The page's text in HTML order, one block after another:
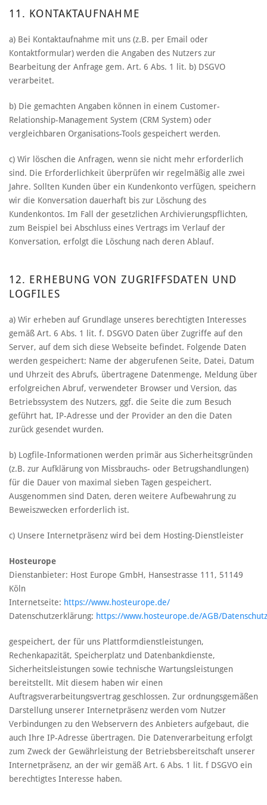
11. KONTAKTAUFNAHME
a) Bei Kontaktaufnahme mit uns (z.B. per Email oder
Kontaktformular) werden die Angaben des Nutzers zur
Bearbeitung der Anfrage gem. Art. 6 Abs. 1 lit. b) DSGVO
verarbeitet.
b) Die gemachten Angaben können in einem Customer-
Relationship-Management System (CRM System) oder
vergleichbaren Organisations-Tools gespeichert werden.
c) Wir löschen die Anfragen, wenn sie nicht mehr erforderlich
sind. Die Erforderlichkeit überprüfen wir regelmäßig alle zwei
Jahre. Sollten Kunden über ein Kundenkonto verfügen, speichern
wir die Konversation dauerhaft bis zur Löschung des
Kundenkontos. Im Fall der gesetzlichen Archivierungspflichten,
zum Beispiel bei Abschluss eines Vertrags im Verlauf der
Konversation, erfolgt die Löschung nach deren Ablauf.
12. ERHEBUNG VON ZUGRIFFSDATEN UND
LOGFILES
a) Wir erheben auf Grundlage unseres berechtigten Interesses
gemäß Art. 6 Abs. 1 lit. f. DSGVO Daten über Zugriffe auf den
Server, auf dem sich diese Webseite befindet. Folgende Daten
werden gespeichert: Name der abgerufenen Seite, Datei, Datum
und Uhrzeit des Abrufs, übertragene Datenmenge, Meldung über
erfolgreichen Abruf, verwendeter Browser und Version, das
Betriebssystem des Nutzers, ggf. die Seite die zum Besuch
geführt hat, IP-Adresse und der Provider an den die Daten
zurück gesendet wurden.
b) Logfile-Informationen werden primär aus Sicherheitsgründen
(z.B. zur Aufklärung von Missbrauchs- oder Betrugshandlungen)
für die Dauer von maximal sieben Tagen gespeichert.
Ausgenommen sind Daten, deren weitere Aufbewahrung zu
Beweiszwecken erforderlich ist.
c) Unsere Internetpräsenz wird bei dem Hosting-Dienstleister
Hosteurope
Dienstanbieter: Host Europe GmbH, Hansestrasse 111, 51149
Köln
Internetseite: https://www.hosteurope.de/
Datenschutzerklärung: https://www.hosteurope.de/AGB/
gespeichert, der für uns Plattformdienstleistungen,
Rechenkapazität, Speicherplatz und Datenbankdienste,
Sicherheitsleistungen sowie technische Wartungsleistungen
bereitstellt. Mit diesem haben wir einen
Auftragsverarbeitungsvertrag geschlossen. Zur ordnungsgemäßen
Darstellung unserer Internetpräsenz werden vom Nutzer
Verbindungen zu den Webservern des Anbieters aufgebaut, die
auch Ihre IP-Adresse übertragen. Die Datenverarbeitung erfolgt
zum Zweck der Gewährleistung der Betriebsbereitschaft unserer
Internetpräsenz, an der wir gemäß Art. 6 Abs. 1 lit. f DSGVO ein
berechtigtes Interesse haben.